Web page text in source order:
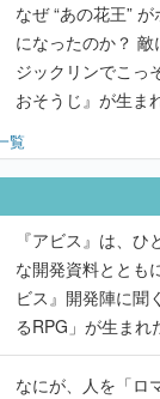
なぜ “あの花王”
になったのか？ 敵に見つからないようにマ
ジックリンでこっ
おそうじ』が生ま
覧
『アビス』は、
な開発資料ととも
ビス』開発陣に聞
るRPG」が生まれ
書】
なにが、人を「ロ